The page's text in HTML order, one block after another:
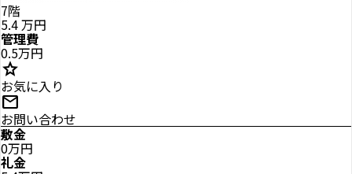
7階
5.4万円
管理費
0.5万円
star
お気に入り
mail
お問い合わせ
敷金
0万円
礼金